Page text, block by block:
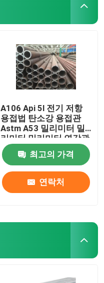
A106 Api 5l 전기 저항
용접법 탄소강 용접관
Astm A53 밀리미터 밀
리미터 밀리미터 연강관
공급들 10명 12명 15명
최고의 가격
연락처